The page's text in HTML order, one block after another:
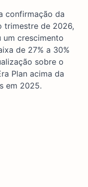
confirmação da
trimestre de 2026,
um crescimento
de 27% a 30%
sobre o
Plan acima da
em 2025.